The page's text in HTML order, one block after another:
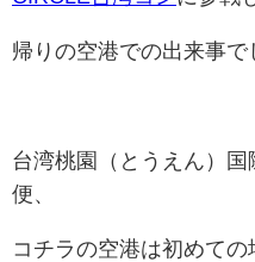
帰りの空港での出来事で
台湾桃園（とうえん）
便、
コチラの空港は初めての